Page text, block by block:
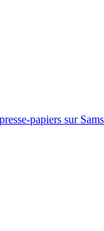
papiers sur